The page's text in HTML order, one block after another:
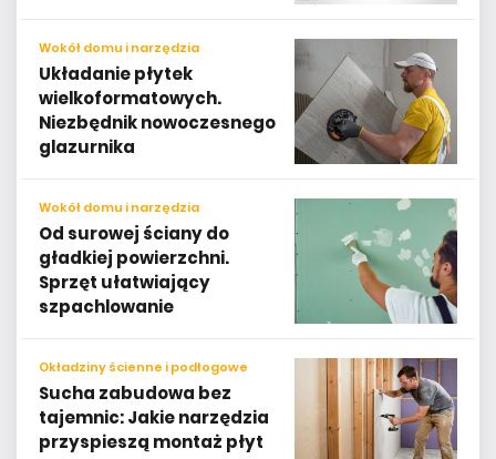
Wokół domu i narzędzia
Układanie płytek
wielkoformatowych.
Niezbędnik nowoczesnego
glazurnika
Wokół domu i narzędzia
Od surowej ściany do
gładkiej powierzchni.
Sprzęt ułatwiający
szpachlowanie
Okładziny ścienne i podłogowe
Sucha zabudowa bez
tajemnic: Jakie narzędzia
przyspieszą montaż płyt